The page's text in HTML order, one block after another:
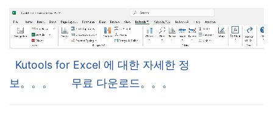
Kutools for Excel 에 대한 자세한 정
보。。。
무료 다운로드。。。